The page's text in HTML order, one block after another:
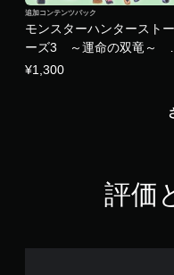
モンスターハンタースト
ーズ3 ～運命の双竜～ レ
ンジャー衣装：DLCセット
追加コンテンツパック
¥1,300
評価